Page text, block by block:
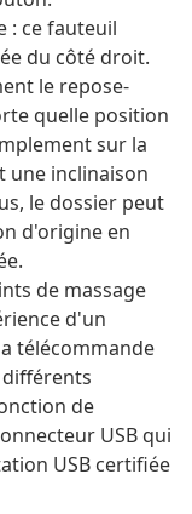
: ce fauteuil
du côté droit.
le repose-
quelle position
sur la
une inclinaison
le dossier peut
d'origine en
de massage
d'un
télécommande
de
USB qui
USB certifiée